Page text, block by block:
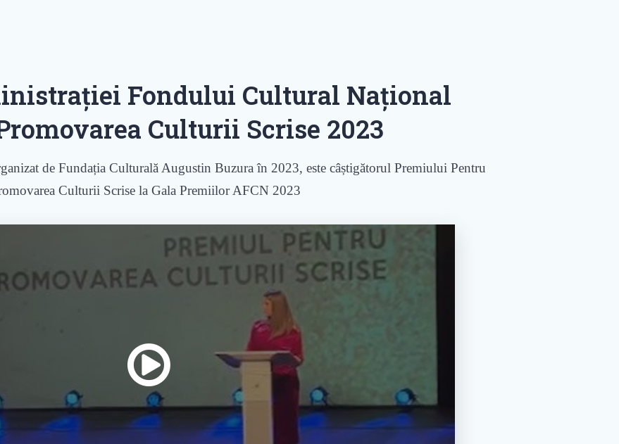
Fondului Cultural Național
Culturii Scrise 2023
de Fundația Culturală Augustin Buzura în 2023, este câștigătorul Premiului Pentru
Culturii Scrise la Gala Premiilor AFCN 2023